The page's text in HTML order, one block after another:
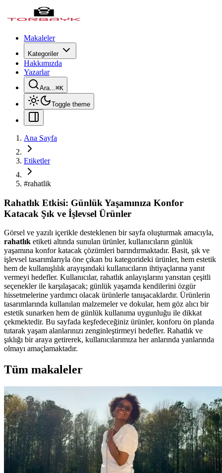
Makaleler
Kategoriler
Hakkımızda
Yazarlar
Ara...⌘K
Toggle theme
Ana Sayfa
Etiketler
#rahatlik
Rahatlık Etkisi: Günlük Yaşamınıza Konfor
Katacak Şık ve İşlevsel Ürünler
Görsel ve yazılı içerikle desteklenen bir sayfa oluşturmak amacıyla,
rahatlık etiketi altında sunulan ürünler, kullanıcıların günlük
yaşamına konfor katacak çözümleri barındırmaktadır. Basit, şık ve
işlevsel tasarımlarıyla öne çıkan bu kategorideki ürünler, hem estetik
hem de kullanışlılık arayışındaki kullanıcıların ihtiyaçlarına yanıt
vermeyi hedefler. Kullanıcılar, rahatlık anlayışlarını yansıtan çeşitli
seçenekler ile karşılaşacak; günlük yaşamda kendilerini özgür
hissetmelerine yardımcı olacak ürünlerle tanışacaklardır. Ürünlerin
tasarımlarında kullanılan malzemeler ve dokular, hem göz alıcı bir
estetik sunarken hem de günlük kullanıma uygunluğu ile dikkat
çekmektedir. Bu sayfada keşfedeceğiniz ürünler, konforu ön planda
tutarak yaşam alanlarınızı zenginleştirmeyi hedefler. Rahatlık ve
şıklığı bir araya getirerek, kullanıcılarımıza her anlarında yanlarında
olmayı amaçlamaktadır.
Tüm makaleler